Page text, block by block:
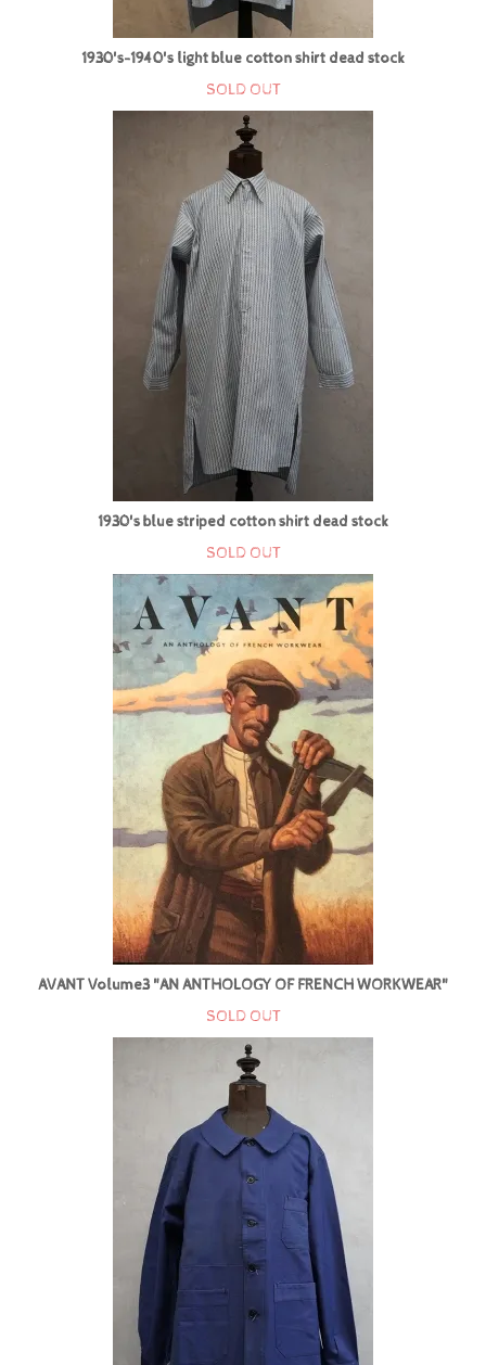
1930's-1940's light blue cotton shirt dead stock
SOLD OUT
1930's blue striped cotton shirt dead stock
SOLD OUT
AVANT Volume3 "AN ANTHOLOGY OF FRENCH WORKWEAR"
SOLD OUT